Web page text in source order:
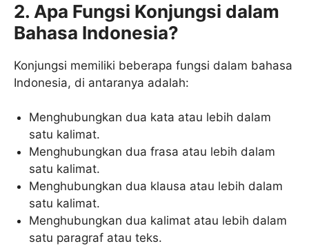
2. Apa Fungsi Konjungsi dalam
Bahasa Indonesia?
Konjungsi memiliki beberapa fungsi dalam bahasa
Indonesia, di antaranya adalah:
Menghubungkan dua kata atau lebih dalam
satu kalimat.
Menghubungkan dua frasa atau lebih dalam
satu kalimat.
Menghubungkan dua klausa atau lebih dalam
satu kalimat.
Menghubungkan dua kalimat atau lebih dalam
satu paragraf atau teks.